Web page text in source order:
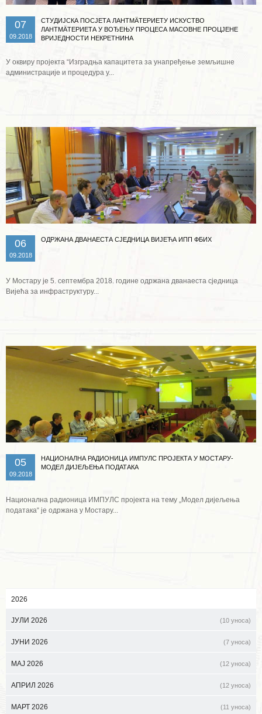
07
09.2018
СТУДИЈСКА ПОСЈЕТА ЛАНТМÄТЕРИЕТУ ИСКУСТВО
ЛАНТМÄТЕРИЕТА У ВОЂЕЊУ ПРОЦЕСА МАСОВНЕ ПРОЦЈЕНЕ
ВРИЈЕДНОСТИ НЕКРЕТНИНА
У оквиру пројекта “Изградња капацитета за унапређење земљишне
администрације и процедура у...
06
09.2018
ОДРЖАНА ДВАНАЕСТА СЈЕДНИЦА ВИЈЕЋА ИПП ФБИХ
У Мостару је 5. септембра 2018. године одржана дванаеста сједница
Вијећа за инфраструктуру...
05
09.2018
НАЦИОНАЛНА РАДИОНИЦА ИМПУЛС ПРОЈЕКТА У МОСТАРУ-
МОДЕЛ ДИЈЕЉЕЊА ПОДАТАКА
Национална радионица ИМПУЛС пројекта на тему „Модел дијељења
података“ је одржана у Мостару...
2026
ЈУЛИ 2026 (10 уноса)
ЈУНИ 2026 (7 уноса)
МАЈ 2026 (12 уноса)
АПРИЛ 2026 (12 уноса)
МАРТ 2026 (11 уноса)